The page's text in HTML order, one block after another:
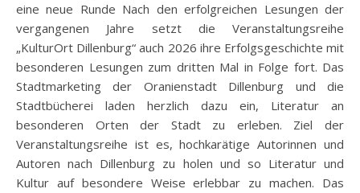
eine neue Runde Nach den erfolgreichen Lesungen der
vergangenen Jahre setzt die Veranstaltungsreihe
„KulturOrt Dillenburg“ auch 2026 ihre Erfolgsgeschichte mit
besonderen Lesungen zum dritten Mal in Folge fort. Das
Stadtmarketing der Oranienstadt Dillenburg und die
Stadtbücherei laden herzlich dazu ein, Literatur an
besonderen Orten der Stadt zu erleben. Ziel der
Veranstaltungsreihe ist es, hochkarätige Autorinnen und
Autoren nach Dillenburg zu holen und so Literatur und
Kultur auf besondere Weise erlebbar zu machen. Das